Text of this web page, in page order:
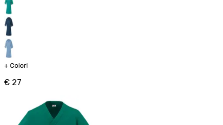
+ Colori
€ 27